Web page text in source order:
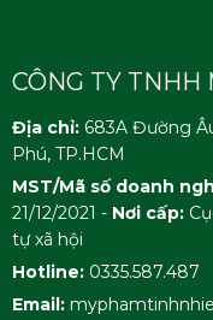
CÔNG TY
Địa chỉ: 683A Đường
Phú, TP.HCM
MST/Mã số doanh
21/12/2021 - Nơi cấp:
tự xã hội
Hotline: 0335.587.487
Email: